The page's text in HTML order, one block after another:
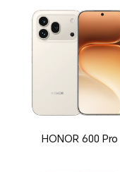
HONOR 600 Pro